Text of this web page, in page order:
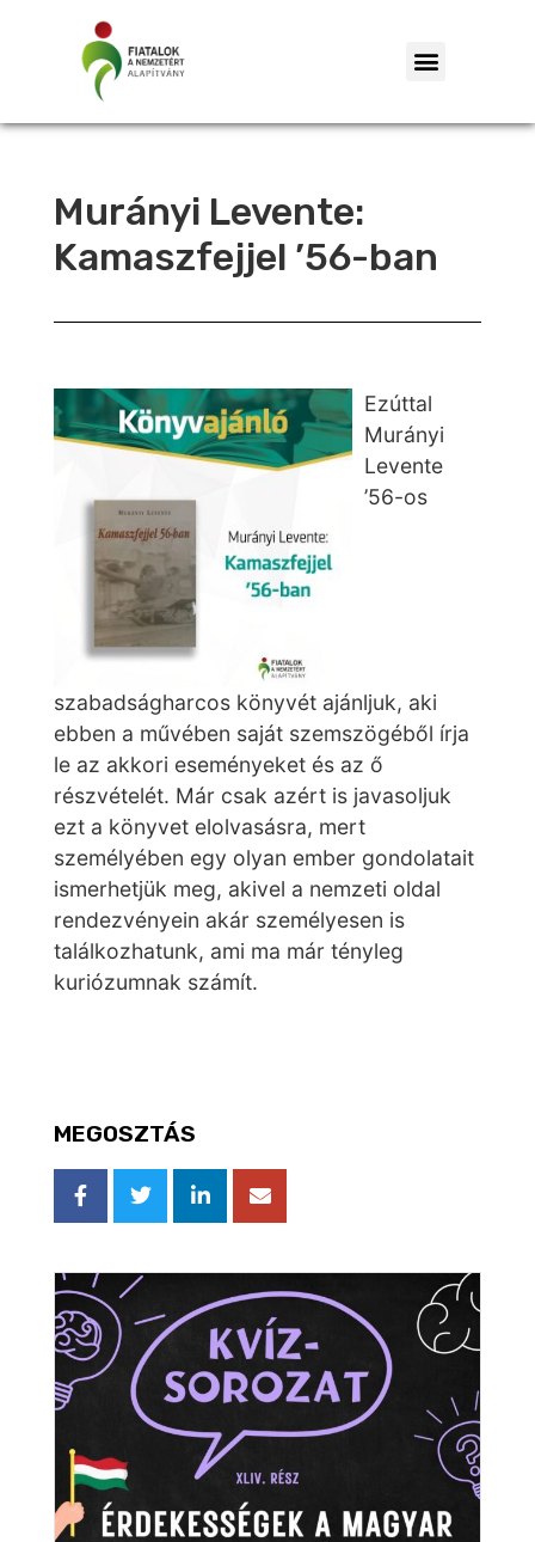
Murányi Levente:
Kamaszfejjel ’56-ban
Ezúttal
Murányi
Levente
’56-os
szabadságharcos könyvét ajánljuk, aki
ebben a művében saját szemszögéből írja
le az akkori eseményeket és az ő
részvételét. Már csak azért is javasoljuk
ezt a könyvet elolvasásra, mert
személyében egy olyan ember gondolatait
ismerhetjük meg, akivel a nemzeti oldal
rendezvényein akár személyesen is
találkozhatunk, ami ma már tényleg
kuriózumnak számít.
MEGOSZTÁS